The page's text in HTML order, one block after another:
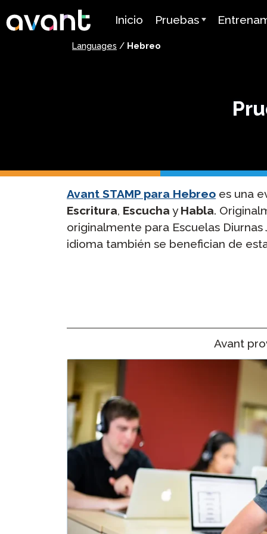
Skip to main content
Inicio
Pruebas
Resumen de la Prueba
Herencia Española
Prueba de
Árabe (APT)
Precios
Mira
Idiomas
Guías de
Languages / Hebreo
Avant STAMP para Hebreo es una
Escritura, Escucha y Habla.
originalmente para Escuelas
idioma también se benefician de
Avant